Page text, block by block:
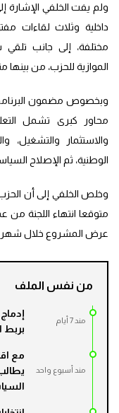
ولم يفت الخلفي الإشارة
داخلية وثلاث لقاءات
مختلفة، إلى جانب
الموازية للحزب، من بينها
وبخصوص مضمون
محاور كبرى تشمل
والاستثمار والتشغيل،
الوطنية، ثم الإصلاح
وخلص الخلفي إلى أن الحزب
متوقعا انتهاء اللجنة من
عرض المشروع خلال شهر
من نفس الملف
مند 7 أيام
بربط
مند أسبوع واحد
مع